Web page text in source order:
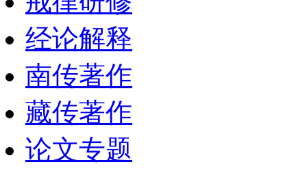
经论解释
南传著作
藏传著作
论文专题